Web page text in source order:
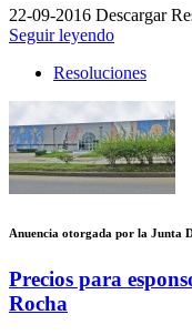
22-09-2016 Descargar
Seguir leyendo
Resoluciones
Anuencia otorgada por la Junta
Precios para
Rocha